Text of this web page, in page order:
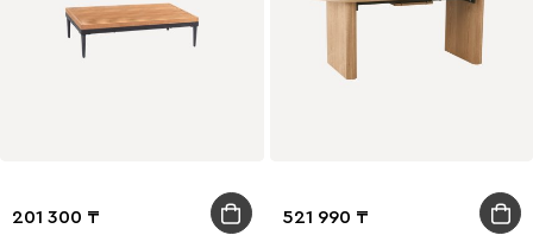
201 300 521 990